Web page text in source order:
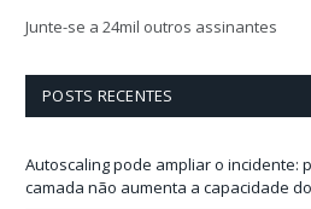
e
ç
Junte-se a 24mil outros assinantes
POSTS RECENTES
Autoscaling pode ampliar o incidente:
camada não aumenta a capacidade